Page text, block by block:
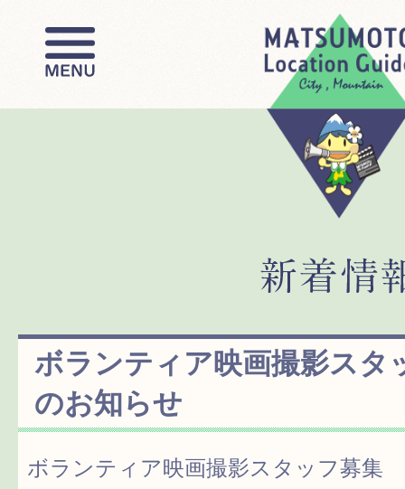
ボランティア映画撮影スタ
のお知らせ
ボランティア映画撮影スタッフ募集